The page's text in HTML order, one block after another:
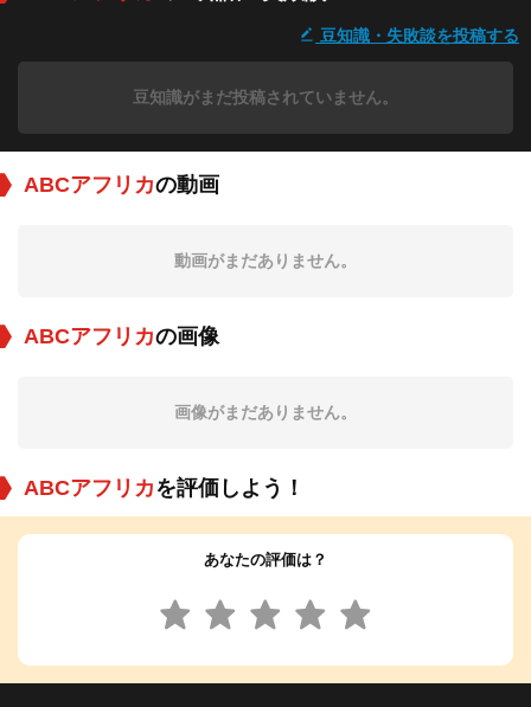
豆知識・失敗談を投稿する
豆知識がまだ投稿されていません。
ABCアフリカの動画
動画がまだありません。
ABCアフリカの画像
画像がまだありません。
ABCアフリカを評価しよう！
あなたの評価は？